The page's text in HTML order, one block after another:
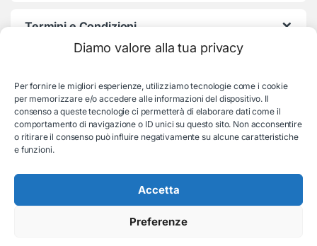
Diamo valore alla tua privacy
Per fornire le migliori esperienze, utilizziamo tecnologie come i cookie
per memorizzare e/o accedere alle informazioni del dispositivo. Il
consenso a queste tecnologie ci permetterà di elaborare dati come il
comportamento di navigazione o ID unici su questo sito. Non acconsentire
o ritirare il consenso può influire negativamente su alcune caratteristiche
e funzioni.
Accetta
Preferenze
Termini e Condizioni
Consulenza e supporto:
035-19831192
© EB Store By Belotti Informatica & Elettronica